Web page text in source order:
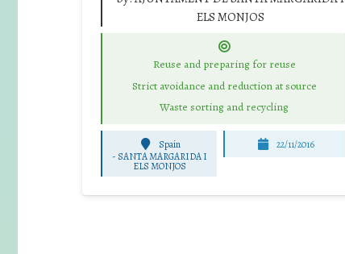
ELS MONJOS
Reuse and preparing for reuse
Strict avoidance and reduction at source
Waste sorting and recycling
Spain
- SANTA MARGARIDA I
ELS MONJOS
22/11/2016